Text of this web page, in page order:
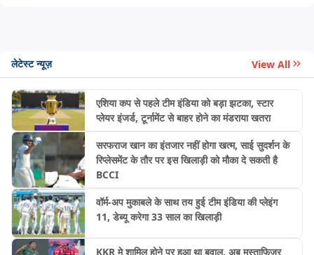
लेटेस्ट न्यूज़ View All
एशिया कप से पहले टीम इंडिया को बड़ा झटका, स्टार
प्लेयर इंजर्ड, टूर्नामेंट से बाहर होने का मंडराया खतरा
सरफराज खान का इंतजार नहीं होगा खत्म, साई सुदर्शन के
रिप्लेसमेंट के तौर पर इस खिलाड़ी को मौका दे सकती है
BCCI
वॉर्म-अप मुकाबले के साथ तय हुई टीम इंडिया की प्लेइंग
11, डेब्यू करेगा 33 साल का खिलाड़ी
KKR मे शामिल होने पर हुआ था बवाल, अब मुस्ताफिजुर